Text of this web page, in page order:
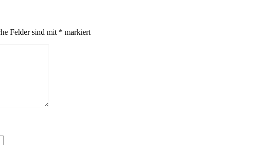
Felder sind mit * markiert